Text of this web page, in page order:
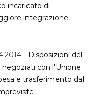
incaricato di
integrazione
- Disposizioni del
con l'Unione
e trasferimento dal